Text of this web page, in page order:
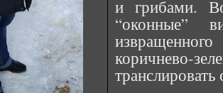
и грибами.
“оконные”